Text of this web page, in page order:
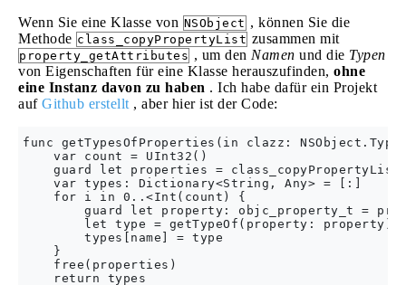
Wenn Sie eine Klasse von NSObject , können Sie die
Methode class_copyPropertyList zusammen mit
property_getAttributes , um den Namen und die Typen
von Eigenschaften für eine Klasse herauszufinden, ohne
eine Instanz davon zu haben . Ich habe dafür ein Projekt
auf Github erstellt , aber hier ist der Code:
func getTypesOfProperties(in clazz:
    var count = UInt32()
guard let properties =
    var types: Dictionary<String, Any> = [:]
    for i in 0..<Int(count) {
guard let property: objc_property_t =
        let type = getTypeOf(property: property)
        types[name] = type
    }
    free(properties)
    return types